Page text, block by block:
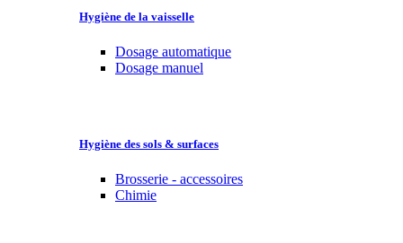
Hygiène de la vaisselle
Dosage automatique
Dosage manuel
Hygiène des sols & surfaces
Brosserie - accessoires
Chimie